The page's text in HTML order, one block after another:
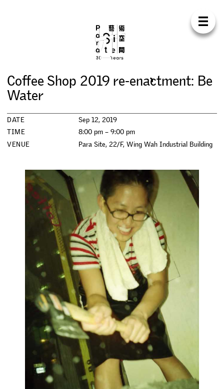
Para
UT SUP
EXHIB IT IO NS
PROGRAMMES
ON ERENCE
BLI CATIO
WO RK SHOPS
Cofee Shop 2019 re-enactment: Be
Water
DATE
Sep 12, 2019
TIME
8:00 pm – 9:00 pm
VENUE
Para Site, 22/F, Wing Wah Industrial Building